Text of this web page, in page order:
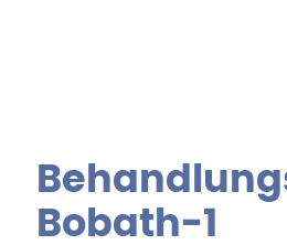
Bobath-1